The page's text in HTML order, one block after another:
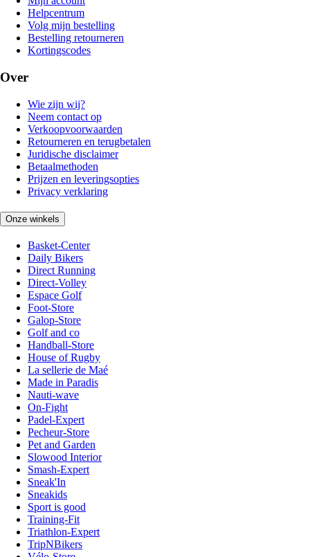
Helpcentrum
Volg mijn bestelling
Bestelling retourneren
Kortingscodes
Over
Wie zijn wij?
Neem contact op
Verkoopvoorwaarden
Retourneren en terugbetalen
Juridische disclaimer
Betaalmethoden
Prijzen en leveringsopties
Privacy verklaring
Onze winkels
Basket-Center
Daily Bikers
Direct Running
Direct-Volley
Espace Golf
Foot-Store
Galop-Store
Golf and co
Handball-Store
House of Rugby
La sellerie de Maé
Made in Paradis
Nauti-wave
On-Fight
Padel-Expert
Pecheur-Store
Pet and Garden
Slowood Interior
Smash-Expert
Sneak'In
Sneakids
Sport is good
Training-Fit
Triathlon-Expert
TripNBikers